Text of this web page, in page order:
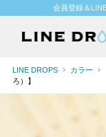
会員登録＆
LINE DROPS カラー
ろ）】